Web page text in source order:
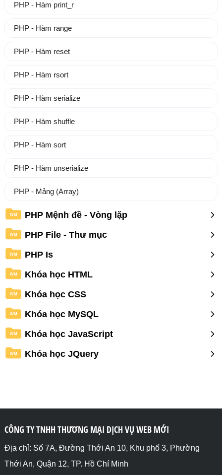
PHP - Hàm print_r
PHP - Hàm range
PHP - Hàm reset
PHP - Hàm rsort
PHP - Hàm serialize
PHP - Hàm shuffle
PHP - Hàm sort
PHP - Hàm unserialize
PHP - Mảng (Array)
WM PHP Mệnh đề - Vòng lặp
WM PHP File - Thư mục
WM PHP Is
WM Khóa học HTML
WM Khóa học CSS
WM Khóa học MySQL
WM Khóa học JavaScript
WM Khóa học JQuery
CÔNG TY TNHH THƯƠNG MẠI DỊCH VỤ WEB MỚI
Địa chỉ: Số 7A, Đường Thới An 10, Khu phố 3, Phường
Thới An, Quận 12, TP. Hồ Chí Minh